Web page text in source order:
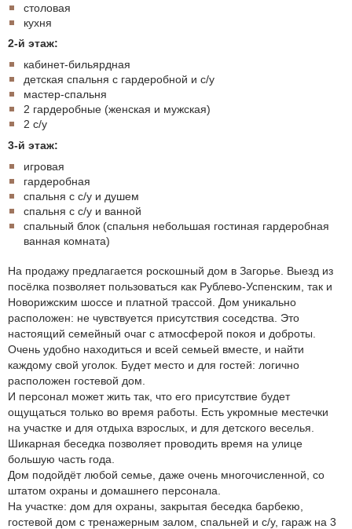
столовая
кухня
2-й этаж:
кабинет-бильярдная
детская спальня с гардеробной и с/у
мастер-спальня
2 гардеробные (женская и мужская)
2 с/у
3-й этаж:
игровая
гардеробная
спальня с с/у и душем
спальня с с/у и ванной
спальный блок (спальня небольшая гостиная гардеробная
ванная комната)
На продажу предлагается роскошный дом в Загорье. Выезд из
посёлка позволяет пользоваться как Рублево-Успенским, так и
Новорижским шоссе и платной трассой. Дом уникально
расположен: не чувствуется присутствия соседства. Это
настоящий семейный очаг с атмосферой покоя и доброты.
Очень удобно находиться и всей семьей вместе, и найти
каждому свой уголок. Будет место и для гостей: логично
расположен гостевой дом.
И персонал может жить так, что его присутствие будет
ощущаться только во время работы. Есть укромные местечки
на участке и для отдыха взрослых, и для детского веселья.
Шикарная беседка позволяет проводить время на улице
большую часть года.
Дом подойдёт любой семье, даже очень многочисленной, со
штатом охраны и домашнего персонала.
На участке: дом для охраны, закрытая беседка барбекю,
гостевой дом с тренажерным залом, спальней и с/у, гараж на 3